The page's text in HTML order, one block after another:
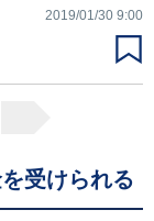
2019/01/30 9:00
受けられる